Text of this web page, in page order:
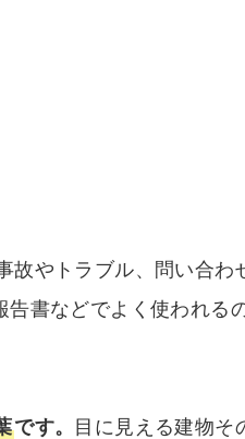
故やトラブル、問い合わ
告書などでよく使われる
です。 目に見える建物そ